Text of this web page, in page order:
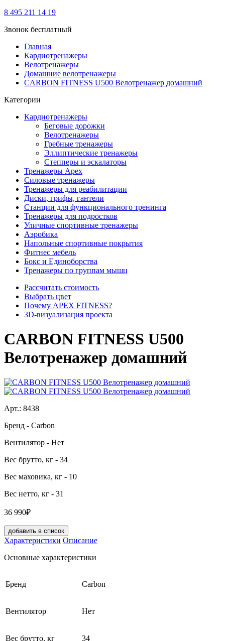
8 495 211 14 19
Звонок бесплатный
Главная
Кардиотренажеры
Велотренажеры
Домашние велотренажеры
CARBON FITNESS U500 Велотренажер домашний
Категории
Кардиотренажеры
Беговые дорожки
Велотренажеры
Гребные тренажеры
Эллиптические тренажеры
Степперы и эскалаторы
Тренажеры Apex
Силовые тренажеры
Тренажеры для реабилитации
Диски, грифы, гантели
Станции для функционального тренинга
Тренажеры для подростков
Уличные спортивные тренажеры
Аэробика
Напольные спортивные покрытия
Фитнес мебель
Бокс и Единоборства
Тренажеры по группам мышц
Рассчитать стоимость
Выбрать цвет
Почему APEX FITNESS?
3D-визуализация проекта
CARBON FITNESS U500
Велотренажер домашний
Арт.: 8438
Бренд - Carbon
Вентилятор - Нет
Вес брутто, кг - 34
Вес маховика, кг - 10
Вес нетто, кг - 31
36 990₽
добавить в список
Характеристики Описание
Основные характеристики
Бренд Carbon
Вентилятор Нет
Вес брутто, кг 34